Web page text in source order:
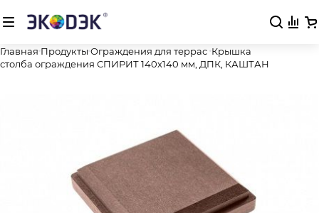
Главная Продукты Ограждения для террас Крышка
столба ограждения СПИРИТ 140х140 мм, ДПК, КАШТАН